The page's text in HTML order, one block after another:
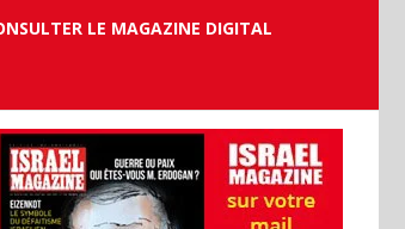
LE MAGAZINE DIGITAL